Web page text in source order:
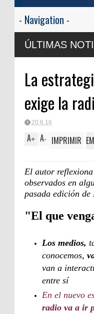
ÚLTIMAS
La
exige la
20.6.16
A+ A- IMPRIMIR
El autor
observados en
pasada edición
"El que
Los medios,
conocemos,
van a
entre sí
En el nuevo
radio va a ir